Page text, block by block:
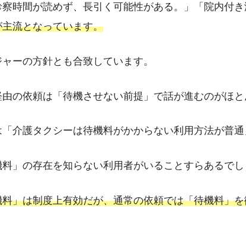
時間が読めず、長引く可能性がある。」「院内付
流となっています。
ーの方針とも合致しています。
の依頼は「待機させない前提」で話が進むのがほと
介護タクシーは待機料がかからない利用方法が普通
」の存在を知らない利用者がいることすらあるでし
」は制度上有効だが、通常の依頼では「待機料」